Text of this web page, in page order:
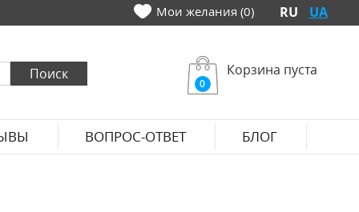
Мои желания (0) RU UA
0
Корзина пуста
ВОПРОС-ОТВЕТ БЛОГ